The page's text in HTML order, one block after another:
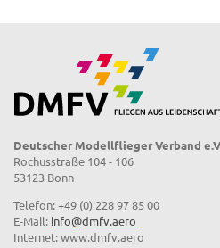
Deutscher Modellflieger Verband
Rochusstraße 104 - 106
53123 Bonn
Telefon: +49 (0) 228 97 85 00
E-Mail: info@dmfv.aero
Internet: www.dmfv.aero